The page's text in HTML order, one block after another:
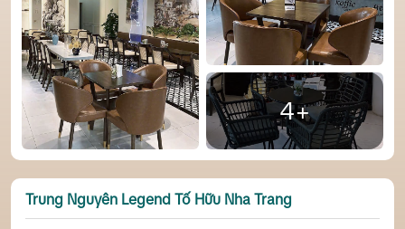
4+
Trung Nguyên Legend Tố Hữu Nha Trang